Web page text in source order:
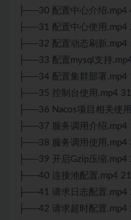
├──30 配置中心介绍.mp4
├──31 配置中心使用.mp4
├──32 配置动态刷新.mp4
├──33 配置mysql支持
├──34 配置集群部署.mp4
├──35 控制台使用.mp4
├──36 Nacos项目相关使
├──37 服务调用介绍.mp4
├──38 服务调用使用.mp4
├──39 开启Gzip压缩.mp4
├──40 连接池配置.mp4
├──41 请求日志配置.mp4
├──42 请求超时配置.mp4